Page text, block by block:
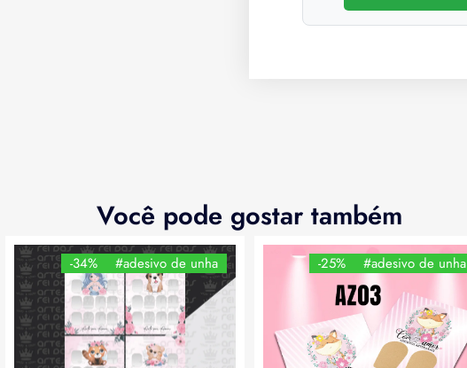
Você pode gostar também
-34% #adesivo de unha -25% #adesivo de unha